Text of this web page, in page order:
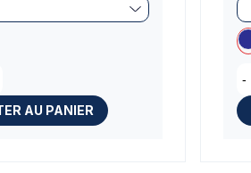
AU PANIER
-